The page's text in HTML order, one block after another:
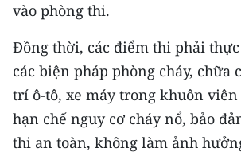
Chuyên trang TP. Hồ Chí Minh
CHUYÊN ĐỀ
CÁC CHUYÊN TRANG
VỀ BÁO NHÂN DÂN
vào phòng thi.
Đồng thời, các điểm thi phải
các biện pháp phòng cháy, chữa
trí ô-tô, xe máy trong khuôn
hạn chế nguy cơ cháy nổ, bảo
thi an toàn, không làm ảnh